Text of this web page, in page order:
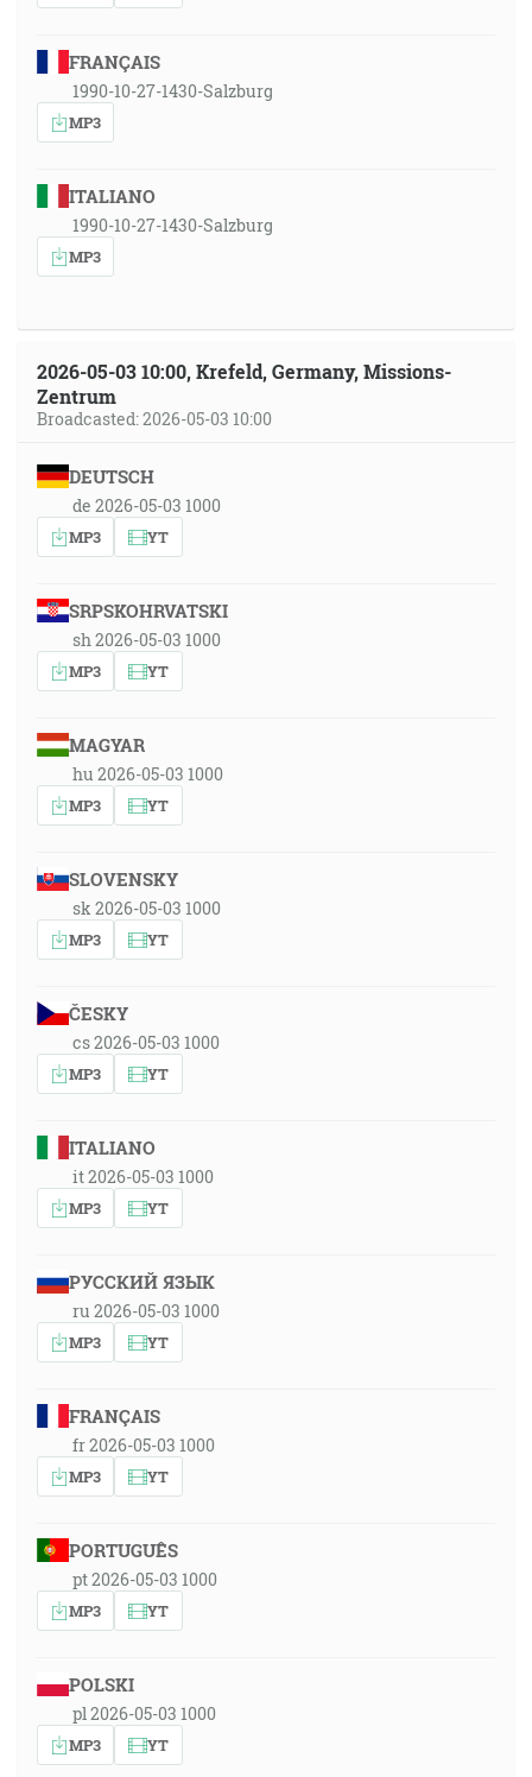
FRANÇAIS
1990-10-27-1430-Salzburg
MP3
ITALIANO
1990-10-27-1430-Salzburg
MP3
2026-05-03 10:00, Krefeld, Germany, Missions-
Zentrum
Broadcasted: 2026-05-03 10:00
DEUTSCH
de 2026-05-03 1000
MP3 YT
SRPSKOHRVATSKI
sh 2026-05-03 1000
MP3 YT
MAGYAR
hu 2026-05-03 1000
MP3 YT
SLOVENSKY
sk 2026-05-03 1000
MP3 YT
ČESKY
cs 2026-05-03 1000
MP3 YT
ITALIANO
it 2026-05-03 1000
MP3 YT
РУССКИЙ ЯЗЫК
ru 2026-05-03 1000
MP3 YT
FRANÇAIS
fr 2026-05-03 1000
MP3 YT
PORTUGUÊS
pt 2026-05-03 1000
MP3 YT
POLSKI
pl 2026-05-03 1000
MP3 YT